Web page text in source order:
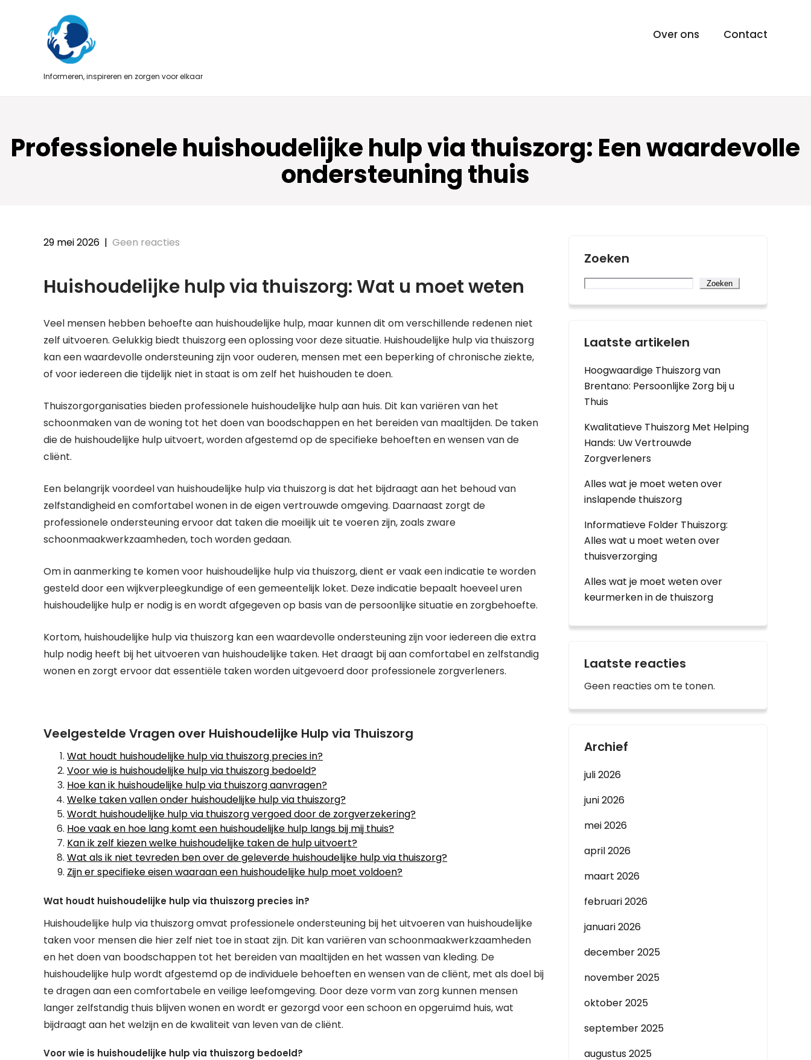
Informeren, inspireren en zorgen voor elkaar
Over ons Contact
Professionele huishoudelijke hulp via thuiszorg: Een waardevolle
ondersteuning thuis
29 mei 2026 | Geen reacties
Huishoudelijke hulp via thuiszorg: Wat u moet weten
Veel mensen hebben behoefte aan huishoudelijke hulp, maar kunnen dit om verschillende redenen niet
zelf uitvoeren. Gelukkig biedt thuiszorg een oplossing voor deze situatie. Huishoudelijke hulp via thuiszorg
kan een waardevolle ondersteuning zijn voor ouderen, mensen met een beperking of chronische ziekte,
of voor iedereen die tijdelijk niet in staat is om zelf het huishouden te doen.
Thuiszorgorganisaties bieden professionele huishoudelijke hulp aan huis. Dit kan variëren van het
schoonmaken van de woning tot het doen van boodschappen en het bereiden van maaltijden. De taken
die de huishoudelijke hulp uitvoert, worden afgestemd op de specifieke behoeften en wensen van de
cliënt.
Een belangrijk voordeel van huishoudelijke hulp via thuiszorg is dat het bijdraagt aan het behoud van
zelfstandigheid en comfortabel wonen in de eigen vertrouwde omgeving. Daarnaast zorgt de
professionele ondersteuning ervoor dat taken die moeilijk uit te voeren zijn, zoals zware
schoonmaakwerkzaamheden, toch worden gedaan.
Om in aanmerking te komen voor huishoudelijke hulp via thuiszorg, dient er vaak een indicatie te worden
gesteld door een wijkverpleegkundige of een gemeentelijk loket. Deze indicatie bepaalt hoeveel uren
huishoudelijke hulp er nodig is en wordt afgegeven op basis van de persoonlijke situatie en zorgbehoefte.
Kortom, huishoudelijke hulp via thuiszorg kan een waardevolle ondersteuning zijn voor iedereen die extra
hulp nodig heeft bij het uitvoeren van huishoudelijke taken. Het draagt bij aan comfortabel en zelfstandig
wonen en zorgt ervoor dat essentiële taken worden uitgevoerd door professionele zorgverleners.
Veelgestelde Vragen over Huishoudelijke Hulp via Thuiszorg
Wat houdt huishoudelijke hulp via thuiszorg precies in?
Voor wie is huishoudelijke hulp via thuiszorg bedoeld?
Hoe kan ik huishoudelijke hulp via thuiszorg aanvragen?
Welke taken vallen onder huishoudelijke hulp via thuiszorg?
Wordt huishoudelijke hulp via thuiszorg vergoed door de zorgverzekering?
Hoe vaak en hoe lang komt een huishoudelijke hulp langs bij mij thuis?
Kan ik zelf kiezen welke huishoudelijke taken de hulp uitvoert?
Wat als ik niet tevreden ben over de geleverde huishoudelijke hulp via thuiszorg?
Zijn er specifieke eisen waaraan een huishoudelijke hulp moet voldoen?
Wat houdt huishoudelijke hulp via thuiszorg precies in?
Huishoudelijke hulp via thuiszorg omvat professionele ondersteuning bij het uitvoeren van huishoudelijke
taken voor mensen die hier zelf niet toe in staat zijn. Dit kan variëren van schoonmaakwerkzaamheden
en het doen van boodschappen tot het bereiden van maaltijden en het wassen van kleding. De
huishoudelijke hulp wordt afgestemd op de individuele behoeften en wensen van de cliënt, met als doel bij
te dragen aan een comfortabele en veilige leefomgeving. Door deze vorm van zorg kunnen mensen
langer zelfstandig thuis blijven wonen en wordt er gezorgd voor een schoon en opgeruimd huis, wat
bijdraagt aan het welzijn en de kwaliteit van leven van de cliënt.
Voor wie is huishoudelijke hulp via thuiszorg bedoeld?
Zoeken
Zoeken
Laatste artikelen
Hoogwaardige Thuiszorg van
Brentano: Persoonlijke Zorg bij u
Thuis
Kwalitatieve Thuiszorg Met Helping
Hands: Uw Vertrouwde
Zorgverleners
Alles wat je moet weten over
inslapende thuiszorg
Informatieve Folder Thuiszorg:
Alles wat u moet weten over
thuisverzorging
Alles wat je moet weten over
keurmerken in de thuiszorg
Laatste reacties
Geen reacties om te tonen.
Archief
juli 2026
juni 2026
mei 2026
april 2026
maart 2026
februari 2026
januari 2026
december 2025
november 2025
oktober 2025
september 2025
augustus 2025